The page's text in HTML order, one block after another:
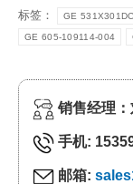
标签：
GE
GE 605-109114-004
销售经理：
手机:
邮箱: